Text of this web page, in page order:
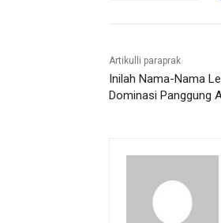
Artikulli paraprak
Inilah Nama-Nama
Dominasi Panggung